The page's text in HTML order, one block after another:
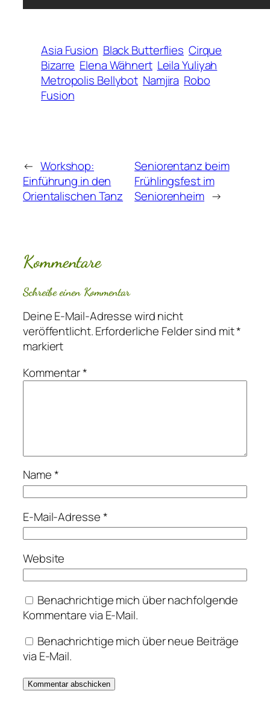
Asia Fusion Black Butterflies Cirque
Bizarre Elena Wähnert Leila Yuliyah
Metropolis Bellybot Namjira Robo
Fusion
← Workshop:
Einführung in den
Orientalischen Tanz
Seniorentanz beim
Frühlingsfest im
Seniorenheim →
Kommentare
Schreibe einen Kommentar
Deine E-Mail-Adresse wird nicht
veröffentlicht.Erforderliche Felder sind mit*
markiert
Kommentar*
Name*
E-Mail-Adresse*
Website
Benachrichtige mich über nachfolgende
Kommentare via E-Mail.
Benachrichtige mich über neue Beiträge
via E-Mail.